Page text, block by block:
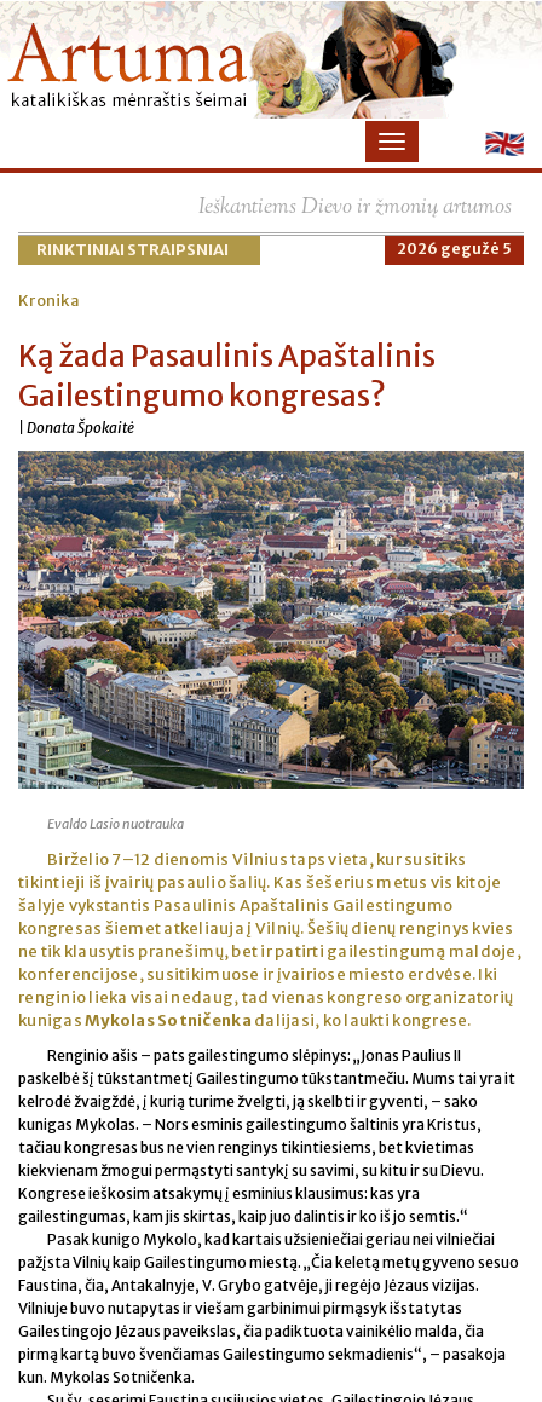
Ieškantiems Dievo ir žmonių artumos
RINKTINIAI STRAIPSNIAI 2026 gegužė 5
Kronika
Ką žada Pasaulinis Apaštalinis
Gailestingumo kongresas?
| Donata Špokaitė
Evaldo Lasio nuotrauka
Birželio 7–12 dienomis Vilnius taps vieta, kur susitiks
tikintieji iš įvairių pasaulio šalių. Kas šešerius metus vis kitoje
šalyje vykstantis Pasaulinis Apaštalinis Gailestingumo
kongresas šiemet atkeliauja į Vilnių. Šešių dienų renginys kvies
ne tik klausytis pranešimų, bet ir patirti gailestingumą maldoje,
konferencijose, susitikimuose ir įvairiose miesto erdvėse. Iki
renginio lieka visai nedaug, tad vienas kongreso organizatorių
kunigasMykolas Sotničenka dalijasi, ko laukti kongrese.
Renginio ašis – pats gailestingumo slėpinys: „Jonas Paulius II
paskelbė šį tūkstantmetį Gailestingumo tūkstantmečiu. Mums tai yra it
kelrodė žvaigždė, į kurią turime žvelgti, ją skelbti ir gyventi, – sako
kunigas Mykolas. – Nors esminis gailestingumo šaltinis yra Kristus,
tačiau kongresas bus ne vien renginys tikintiesiems, bet kvietimas
kiekvienam žmogui permąstyti santykį su savimi, su kitu ir su Dievu.
Kongrese ieškosim atsakymų į esminius klausimus: kas yra
gailestingumas, kam jis skirtas, kaip juo dalintis ir ko iš jo semtis.“
Pasak kunigo Mykolo, kad kartais užsieniečiai geriau nei vilniečiai
pažįsta Vilnių kaip Gailestingumo miestą. „Čia keletą metų gyveno sesuo
Faustina, čia, Antakalnyje, V. Grybo gatvėje, ji regėjo Jėzaus vizijas.
Vilniuje buvo nutapytas ir viešam garbinimui pirmąsyk išstatytas
Gailestingojo Jėzaus paveikslas, čia padiktuota vainikėlio malda, čia
pirmą kartą buvo švenčiamas Gailestingumo sekmadienis“, – pasakoja
kun. Mykolas Sotničenka.
×